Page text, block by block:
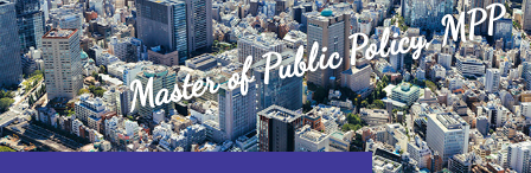
Master of Public Policy, MPP